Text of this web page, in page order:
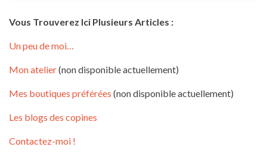
Vous Trouverez Ici Plusieurs Articles :
Un peu de moi…
Mon atelier(non disponible actuellement)
Mes boutiques préférées (non disponible actuellement)
Les blogs des copines
Contactez-moi !